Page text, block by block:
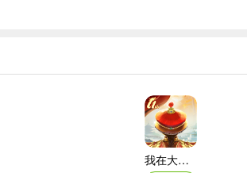
，你就是下一个钻石大神！
我在大清当皇帝折扣端